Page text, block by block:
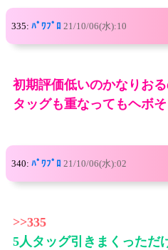
335: ﾊﾟﾜﾌﾟﾛ 21/10/06(水):10
初期評価低いのかなりお
タッグも重なってもヘボ
340: ﾊﾟﾜﾌﾟﾛ 21/10/06(水):02
>>335
5人タッグ引きまくっただ